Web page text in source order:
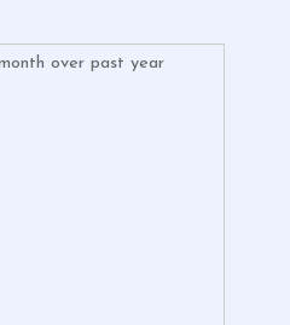
over past year